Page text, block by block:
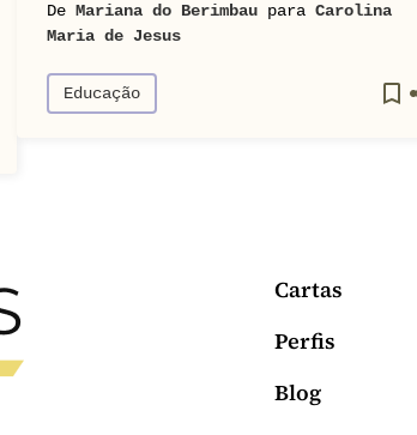
De Mariana do Berimbau para Carolina
Maria de Jesus
Educação
Cartas
Perfis
Blog